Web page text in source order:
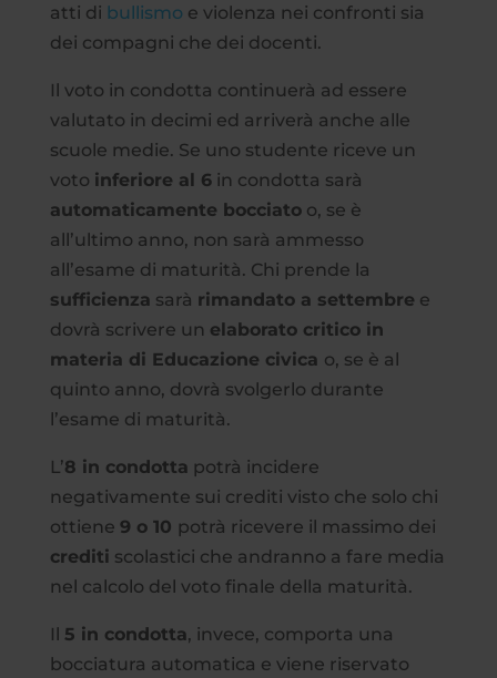
atti di bullismo e violenza nei confronti sia
dei compagni che dei docenti.
Il voto in condotta continuerà ad essere
valutato in decimi ed arriverà anche alle
scuole medie. Se uno studente riceve un
voto inferiore al 6in condotta sarà
automaticamente bocciatoo, se è
all’ultimo anno, non sarà ammesso
all’esame di maturità. Chi prende la
sufficienza sarà rimandato a settembre e
dovrà scrivere un elaborato critico in
materia di Educazione civica o, se è al
quinto anno, dovrà svolgerlo durante
l’esame di maturità.
L’8 in condotta potrà incidere
negativamente sui crediti visto che solo chi
ottiene 9 o 10 potrà ricevere il massimo dei
crediti scolastici che andranno a fare media
nel calcolo del voto finale della maturità.
Il 5 in condotta, invece, comporta una
bocciatura automatica e viene riservato